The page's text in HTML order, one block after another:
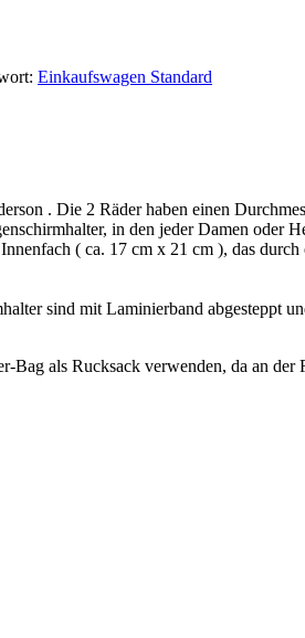
Einkaufswagen Standard
. Die 2 Räder haben einen
in den jeder Damen oder
( ca. 17 cm x 21 cm ), das
sind mit Laminierband abgesteppt
als Rucksack verwenden, da an der